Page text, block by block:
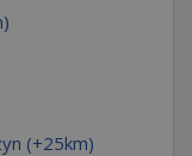
(+25km)